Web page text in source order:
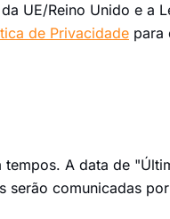
UE/Reino Unido e a
de Privacidade para
A data de
serão comunicadas